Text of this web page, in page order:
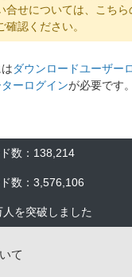
合せについては、こちら
確認ください。
ダウンロードユーザー
ーログインが必要です。
数：138,214
数：3,576,106
を突破しました
て